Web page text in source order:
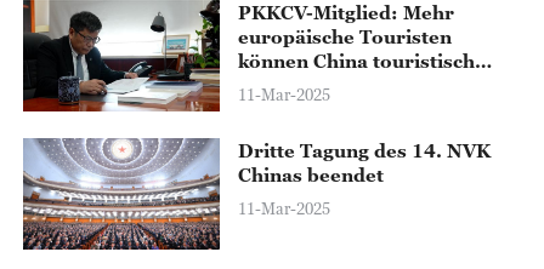
PKKCV-Mitglied: Mehr
europäische Touristen
können China touristisch
entdecken
11-Mar-2025
Dritte Tagung des 14. NVK
Chinas beendet
11-Mar-2025